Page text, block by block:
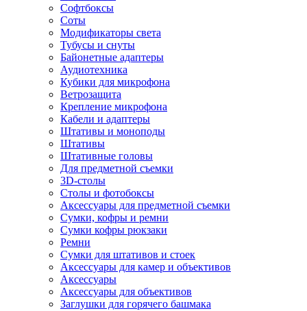
Софтбоксы
Соты
Модификаторы света
Тубусы и снуты
Байонетные адаптеры
Аудиотехника
Кубики для микрофона
Ветрозащита
Крепление микрофона
Кабели и адаптеры
Штативы и моноподы
Штативы
Штативные головы
Для предметной съемки
3D-столы
Столы и фотобоксы
Аксессуары для предметной съемки
Сумки, кофры и ремни
Сумки кофры рюкзаки
Ремни
Сумки для штативов и стоек
Аксессуары для камер и объективов
Аксессуары
Аксессуары для объективов
Заглушки для горячего башмака